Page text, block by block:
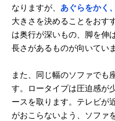
なりますが、 あぐらをかく
大きさを決めることをおす
は奥行が深いもの、脚を伸
長さがあるものが向いていま
また、同じ幅のソファでも
す。ロータイプは圧迫感が
ースを取ります。テレビが
がおこらないよう、ソファ